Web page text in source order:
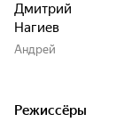
Дмитрий
Нагиев
Андрей
Режиссёры